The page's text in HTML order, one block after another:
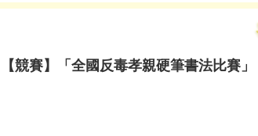
【競賽】「全國反毒孝親硬筆書法比賽」